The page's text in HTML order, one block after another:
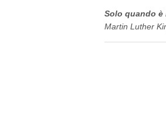
Solo quando è
Martin Luther